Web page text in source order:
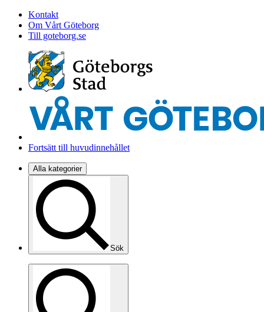
Kontakt
Om Vårt Göteborg
Till goteborg.se
Fortsätt till huvudinnehållet
Alla kategorier
Sök